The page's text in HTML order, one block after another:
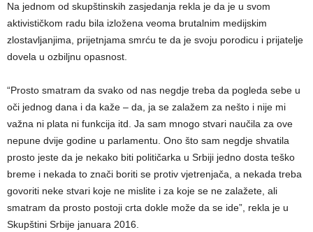
Na jednom od skupštinskih zasjedanja rekla je da je u svom
aktivističkom radu bila izložena veoma brutalnim medijskim
zlostavljanjima, prijetnjama smrću te da je svoju porodicu i prijatelje
dovela u ozbiljnu opasnost.
“Prosto smatram da svako od nas negdje treba da pogleda sebe u
oči jednog dana i da kaže – da, ja se zalažem za nešto i nije mi
važna ni plata ni funkcija itd. Ja sam mnogo stvari naučila za ove
nepune dvije godine u parlamentu. Ono što sam negdje shvatila
prosto jeste da je nekako biti političarka u Srbiji jedno dosta teško
breme i nekada to znači boriti se protiv vjetrenjača, a nekada treba
govoriti neke stvari koje ne mislite i za koje se ne zalažete, ali
smatram da prosto postoji crta dokle može da se ide”, rekla je u
Skupštini Srbije januara 2016.